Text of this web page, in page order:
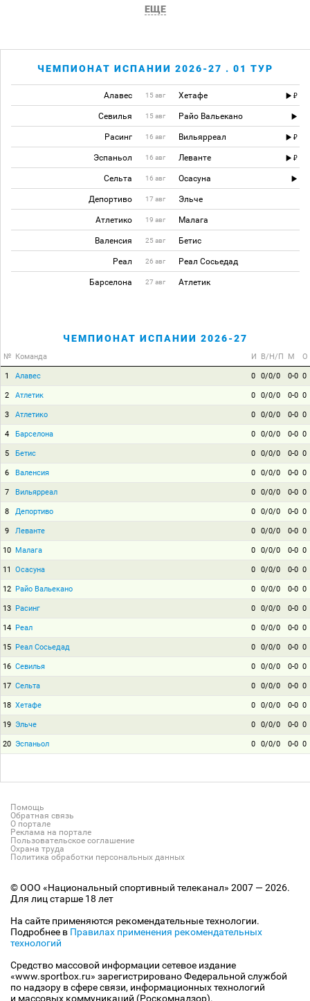
ЕЩЕ
ЧЕМПИОНАТ ИСПАНИИ 2026-27 . 01 ТУР
Алавес 15 авг Хетафе
Севилья 15 авг Райо Вальекано
Расинг 16 авг Вильярреал
Эспаньол 16 авг Леванте
Сельта 16 авг Осасуна
Депортиво 17 авг Эльче
Атлетико 19 авг Малага
Валенсия 25 авг Бетис
Реал 26 авг Реал Сосьедад
Барселона 27 авг Атлетик
ЧЕМПИОНАТ ИСПАНИИ 2026-27
№ Команда И В/Н/П М О
1 Алавес 0 0/0/0 0-0 0
2 Атлетик 0 0/0/0 0-0 0
3 Атлетико 0 0/0/0 0-0 0
4 Барселона 0 0/0/0 0-0 0
5 Бетис 0 0/0/0 0-0 0
6 Валенсия 0 0/0/0 0-0 0
7 Вильярреал 0 0/0/0 0-0 0
8 Депортиво 0 0/0/0 0-0 0
9 Леванте 0 0/0/0 0-0 0
10 Малага 0 0/0/0 0-0 0
11 Осасуна 0 0/0/0 0-0 0
12 Райо Вальекано 0 0/0/0 0-0 0
13 Расинг 0 0/0/0 0-0 0
14 Реал 0 0/0/0 0-0 0
15 Реал Сосьедад 0 0/0/0 0-0 0
16 Севилья 0 0/0/0 0-0 0
17 Сельта 0 0/0/0 0-0 0
18 Хетафе 0 0/0/0 0-0 0
19 Эльче 0 0/0/0 0-0 0
20 Эспаньол 0 0/0/0 0-0 0
Помощь
Обратная связь
О портале
Реклама на портале
Пользовательское соглашение
Охрана труда
Политика обработки персональных данных
© ООО «Национальный спортивный телеканал» 2007 — 2026.
Для лиц старше 18 лет
На сайте применяются рекомендательные технологии.
Подробнее в Правилах применения рекомендательных
технологий
Средство массовой информации сетевое издание
«www.sportbox.ru» зарегистрировано Федеральной службой
по надзору в сфере связи, информационных технологий
и массовых коммуникаций (Роскомнадзор).